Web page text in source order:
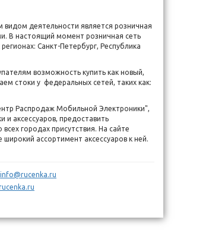
деятельности является розничная
В настоящий момент розничная сеть
Санкт-Петербург, Республика
возможность купить как новый,
стоки у федеральных сетей, таких как:
Распродаж Мобильной Электроники",
аксессуаров, предоставить
городах присутствия. На сайте
ассортимент аксессуаров к ней.
info@rucenka.ru